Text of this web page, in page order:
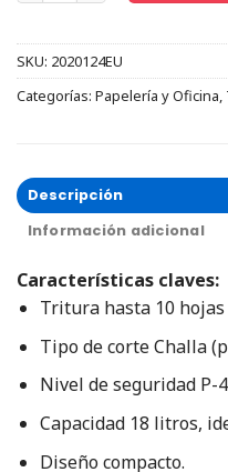
SKU: 2020124EU
Categorías: Papelería y Oficina,
Descripción
Información adicional
Características claves:
Tritura hasta 10
Tipo de corte Challa
Nivel de seguridad P-
Capacidad 18 litros,
Diseño compacto.